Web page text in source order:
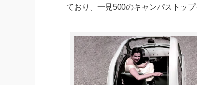
ており、一見500のキャンパストッ